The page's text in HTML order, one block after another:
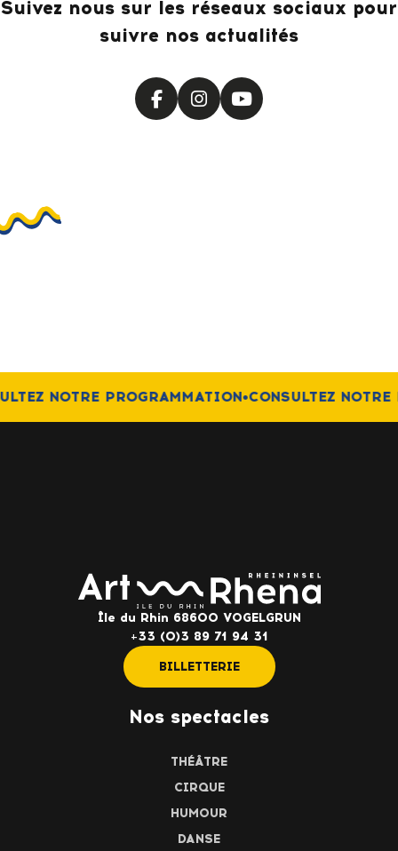
Suivez nous sur les réseaux sociaux pour
suivre nos actualités
NOTRE PROGRAMMATION•CONSULTEZ
Île du Rhin 68600 VOGELGRUN
+33 (0)3 89 71 94 31
BILLETTERIE
Nos spectacles
THÉÂTRE
CIRQUE
HUMOUR
DANSE